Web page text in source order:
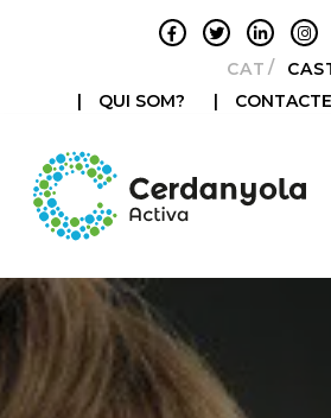
CATALÀ
|
QUI SOM? | CONTACTE